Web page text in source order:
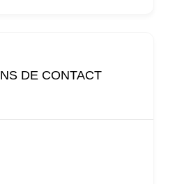
DE CONTACT